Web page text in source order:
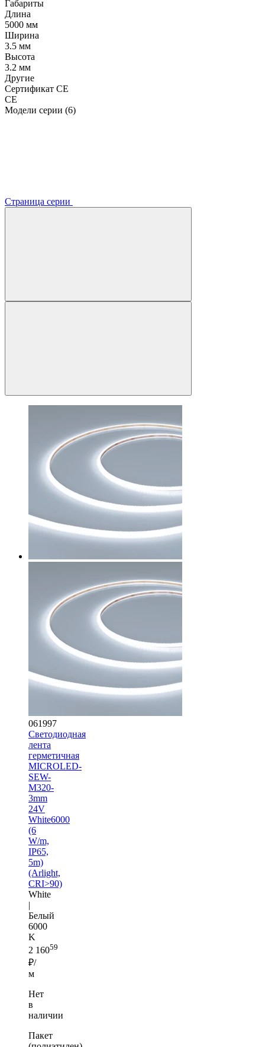
Габариты
Длина
5000 мм
Ширина
3.5 мм
Высота
3.2 мм
Другие
Сертификат CE
CE
Модели серии (6)
Страница серии
061997
Светодиодная
лента
герметичная
MICROLED-
SEW-
M320-
3mm
24V
White6000
(6
W/m,
IP65,
5m)
(Arlight,
CRI>90)
White
|
Белый
6000
K
2 16059
₽/
м
Нет
в
наличии
Пакет